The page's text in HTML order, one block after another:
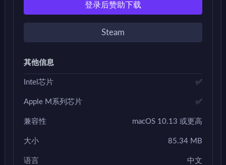
登录后赞助下载
Steam
其他信息
Intel芯片 ✅
Apple M系列芯片 ✅
兼容性 macOS 10.13 或更高
大小 85.34 MB
语言 中文